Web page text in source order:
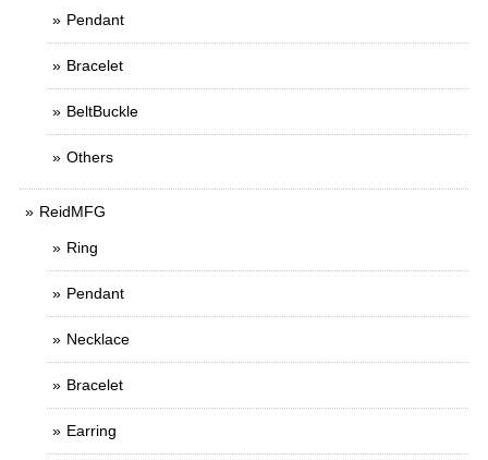
Pendant
Bracelet
BeltBuckle
Others
ReidMFG
Ring
Pendant
Necklace
Bracelet
Earring